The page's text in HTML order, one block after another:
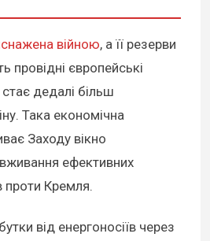
війною, а її резерви
провідні європейські
дедалі більш
Така економічна
Заходу вікно
ефективних
проти Кремля.
від енергоносіїв через